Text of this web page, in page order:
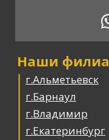
г.Альметьевск
г.Барнаул
г.Владимир
г.Екатеринбург
Наши